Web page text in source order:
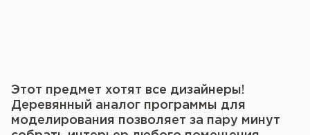
Этот предмет хотят все дизайнеры!
Деревянный аналог программы для
моделирования позволяет за пару минут